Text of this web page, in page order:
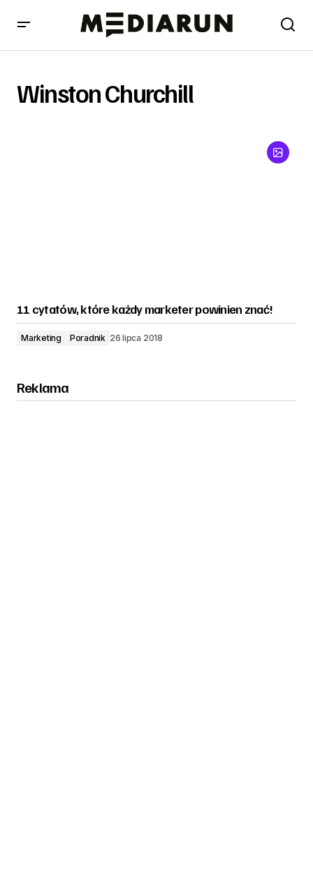
Winston Churchill
11 cytatów, które każdy marketer powinien znać!
Marketing Poradnik 26 lipca 2018
Reklama